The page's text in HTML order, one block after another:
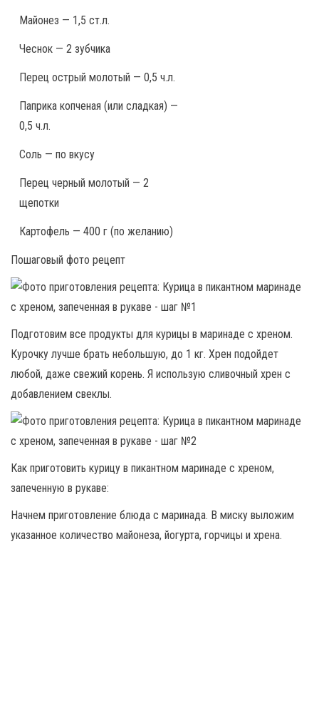
Майонез — 1,5 ст.л.
Чеснок — 2 зубчика
Перец острый молотый — 0,5 ч.л.
Паприка копченая (или сладкая) —
0,5 ч.л.
Соль — по вкусу
Перец черный молотый — 2
щепотки
Картофель — 400 г (по желанию)
Пошаговый фото рецепт
Подготовим все продукты для курицы в маринаде с хреном.
Курочку лучше брать небольшую, до 1 кг. Хрен подойдет
любой, даже свежий корень. Я использую сливочный хрен с
добавлением свеклы.
Как приготовить курицу в пикантном маринаде с хреном,
запеченную в рукаве:
Начнем приготовление блюда с маринада. В миску выложим
указанное количество майонеза, йогурта, горчицы и хрена.